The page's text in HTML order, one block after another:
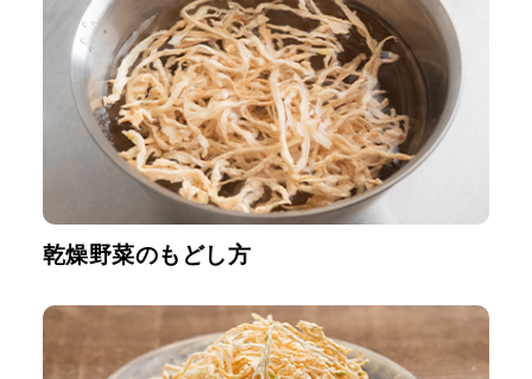
乾燥野菜のもどし方